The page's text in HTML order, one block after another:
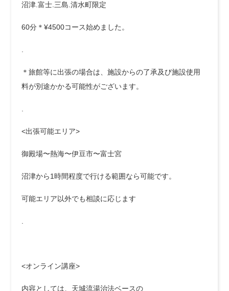
沼津.富士.三島.清水町限定
60分＊¥4500コース始めました。
＊旅館等に出張の場合は、施設からの了承及び施設使用
料が別途かかる可能性がございます。
<出張可能エリア>
御殿場〜熱海〜伊豆市〜富士宮
沼津から1時間程度で行ける範囲なら可能です。
可能エリア以外でも相談に応じます
<オンライン講座>
内容としては、天城流湯治法ベースの